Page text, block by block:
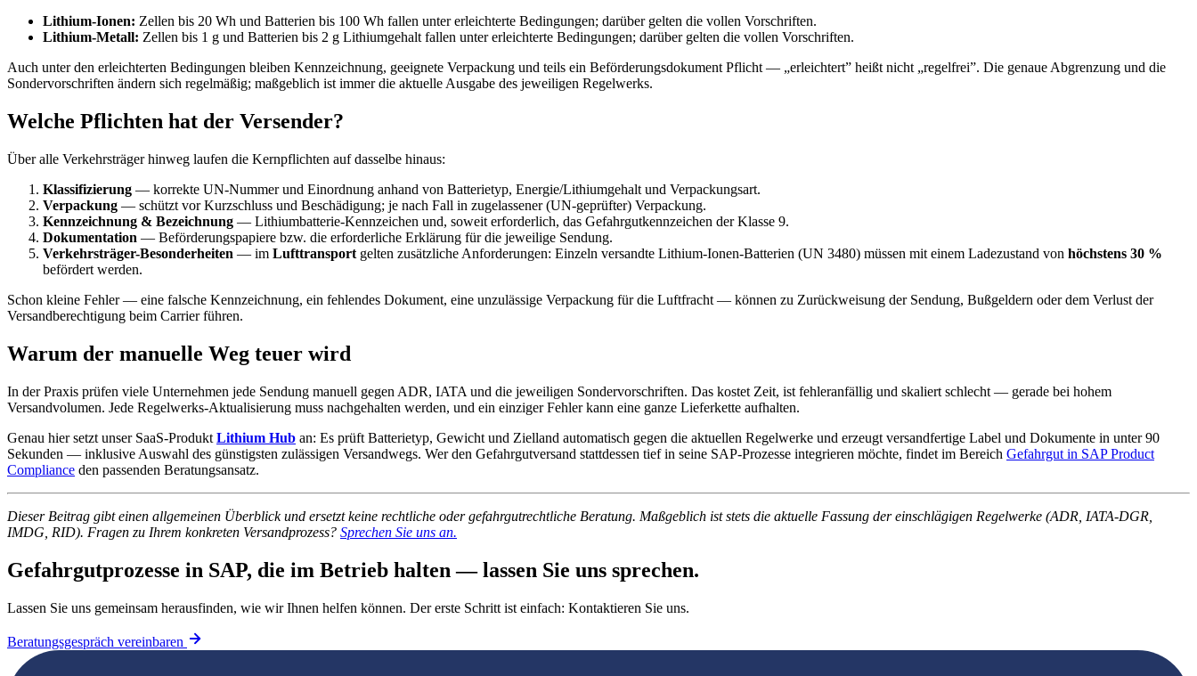
Lithium-Ionen: Zellen bis 20 Wh und Batterien bis 100 Wh fallen unter erleichterte Bedingungen; darüber gelten die vollen Vorschriften.
Lithium-Metall: Zellen bis 1 g und Batterien bis 2 g Lithiumgehalt fallen unter erleichterte Bedingungen; darüber gelten die vollen Vorschriften.
Auch unter den erleichterten Bedingungen bleiben Kennzeichnung, geeignete Verpackung und teils ein Beförderungsdokument Pflicht — „erleichtert” heißt nicht „regelfrei”. Die genaue Abgrenzung und die
Sondervorschriften ändern sich regelmäßig; maßgeblich ist immer die aktuelle Ausgabe des jeweiligen Regelwerks.
Welche Pflichten hat der Versender?
Über alle Verkehrsträger hinweg laufen die Kernpflichten auf dasselbe hinaus:
Klassifizierung — korrekte UN-Nummer und Einordnung anhand von Batterietyp, Energie/Lithiumgehalt und Verpackungsart.
Verpackung — schützt vor Kurzschluss und Beschädigung; je nach Fall in zugelassener (UN-geprüfter) Verpackung.
Kennzeichnung & Bezeichnung — Lithiumbatterie-Kennzeichen und, soweit erforderlich, das Gefahrgutkennzeichen der Klasse 9.
Dokumentation — Beförderungspapiere bzw. die erforderliche Erklärung für die jeweilige Sendung.
Verkehrsträger-Besonderheiten — im Lufttransport gelten zusätzliche Anforderungen: Einzeln versandte Lithium-Ionen-Batterien (UN 3480) müssen mit einem Ladezustand von höchstens 30 %
befördert werden.
Schon kleine Fehler — eine falsche Kennzeichnung, ein fehlendes Dokument, eine unzulässige Verpackung für die Luftfracht — können zu Zurückweisung der Sendung, Bußgeldern oder dem Verlust der
Versandberechtigung beim Carrier führen.
Warum der manuelle Weg teuer wird
In der Praxis prüfen viele Unternehmen jede Sendung manuell gegen ADR, IATA und die jeweiligen Sondervorschriften. Das kostet Zeit, ist fehleranfällig und skaliert schlecht — gerade bei hohem
Versandvolumen. Jede Regelwerks-Aktualisierung muss nachgehalten werden, und ein einziger Fehler kann eine ganze Lieferkette aufhalten.
Genau hier setzt unser SaaS-Produkt Lithium Hub an: Es prüft Batterietyp, Gewicht und Zielland automatisch gegen die aktuellen Regelwerke und erzeugt versandfertige Label und Dokumente in unter 90
Sekunden — inklusive Auswahl des günstigsten zulässigen Versandwegs. Wer den Gefahrgutversand stattdessen tief in seine SAP-Prozesse integrieren möchte, findet im Bereich Gefahrgut in SAP Product
Compliance den passenden Beratungsansatz.
Dieser Beitrag gibt einen allgemeinen Überblick und ersetzt keine rechtliche oder gefahrgutrechtliche Beratung. Maßgeblich ist stets die aktuelle Fassung der einschlägigen Regelwerke (ADR, IATA-DGR,
IMDG, RID). Fragen zu Ihrem konkreten Versandprozess? Sprechen Sie uns an.
Gefahrgutprozesse in SAP, die im Betrieb halten — lassen Sie uns sprechen.
Lassen Sie uns gemeinsam herausfinden, wie wir Ihnen helfen können. Der erste Schritt ist einfach: Kontaktieren Sie uns.
Beratungsgespräch vereinbaren